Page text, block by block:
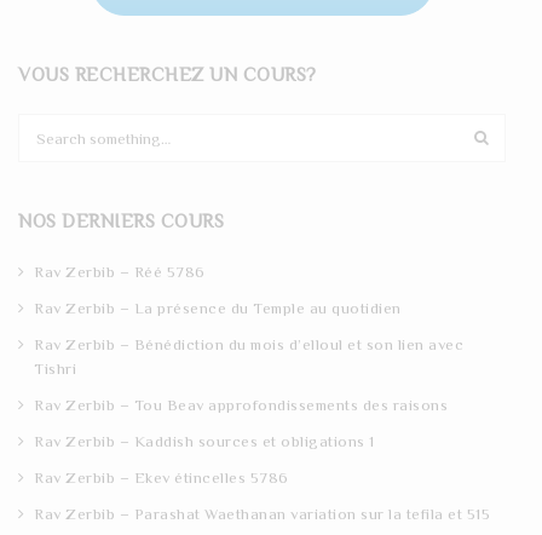
VOUS RECHERCHEZ UN COURS?
c
NOS DERNIERS COURS
Rav Zerbib – Réé 5786
Rav Zerbib – La présence du Temple au quotidien
Rav Zerbib – Bénédiction du mois d’elloul et son lien avec
Tishri
Rav Zerbib – Tou Beav approfondissements des raisons
Rav Zerbib – Kaddish sources et obligations 1
Rav Zerbib – Ekev étincelles 5786
Rav Zerbib – Parashat Waethanan variation sur la tefila et 515